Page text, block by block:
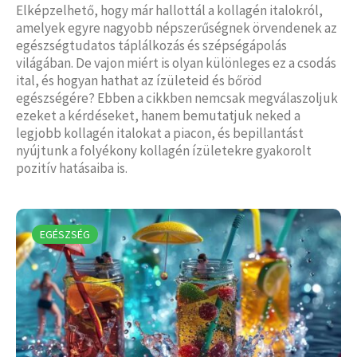
Elképzelhető, hogy már hallottál a kollagén italokról,
amelyek egyre nagyobb népszerűségnek örvendenek az
egészségtudatos táplálkozás és szépségápolás
világában. De vajon miért is olyan különleges ez a csodás
ital, és hogyan hathat az ízületeid és bőröd
egészségére? Ebben a cikkben nemcsak megválaszoljuk
ezeket a kérdéseket, hanem bemutatjuk neked a
legjobb kollagén italokat a piacon, és bepillantást
nyújtunk a folyékony kollagén ízületekre gyakorolt
pozitív hatásaiba is.
EGÉSZSÉG